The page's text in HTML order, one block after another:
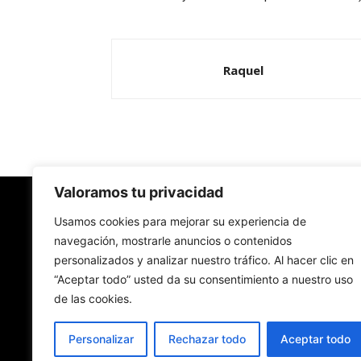
Valoramos tu privacidad
Usamos cookies para mejorar su experiencia de
navegación, mostrarle anuncios o contenidos
personalizados y analizar nuestro tráfico. Al hacer clic en
“Aceptar todo” usted da su consentimiento a nuestro uso
de las cookies.
Personalizar Rechazar todo Aceptar todo
Raquel
Redes Cristianas
Una mirada alternativa sobre la Iglesia católica
- Colectivos de Redes Cristianas